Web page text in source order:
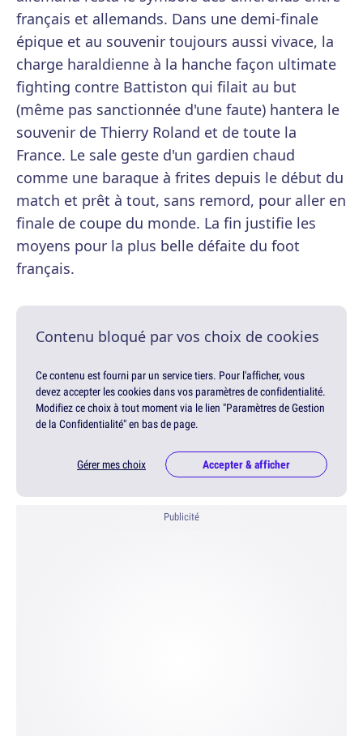
français et allemands. Dans une demi-finale
épique et au souvenir toujours aussi vivace, la
charge haraldienne à la hanche façon ultimate
fighting contre Battiston qui filait au but
(même pas sanctionnée d'une faute) hantera le
souvenir de Thierry Roland et de toute la
France. Le sale geste d'un gardien chaud
comme une baraque à frites depuis le début du
match et prêt à tout, sans remord, pour aller en
finale de coupe du monde. La fin justifie les
moyens pour la plus belle défaite du foot
français.
Contenu bloqué par vos choix de cookies
Ce contenu est fourni par un service tiers. Pour l'afficher, vous
devez accepter les cookies dans vos paramètres de confidentialité.
Modifiez ce choix à tout moment via le lien "Paramètres de Gestion
de la Confidentialité" en bas de page.
Gérer mes choix Accepter & afficher
Publicité